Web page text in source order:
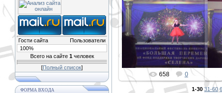
Гости сайта
Пользователи
100%
Всего на сайте 1человек
[Полный список]
ФОРМА ВХОДА
31.12.2019
PETER
658 0
1-30 31-60